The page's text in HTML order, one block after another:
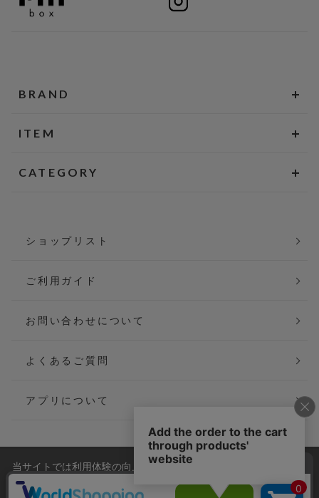
BRAND
ITEM
CATEGORY
ショップリスト
ご利用ガイド
お問い合わせについて
よくあるご質問
アプリについて
会社概要
当サイトでは利用体験の向上およびコンテンツの最適な提供、ト
ラフィックの分析を目的としてCookieを使用しています。